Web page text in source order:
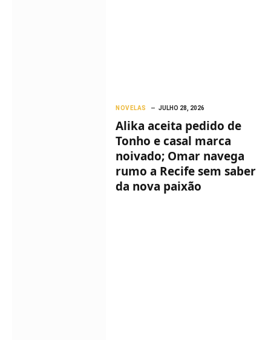
NOVELAS JULHO 28, 2026
Alika aceita pedido de
Tonho e casal marca
noivado; Omar navega
rumo a Recife sem saber
da nova paixão